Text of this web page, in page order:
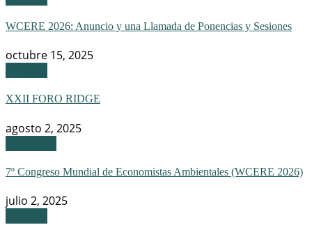
WCERE 2026: Anuncio y una Llamada de Ponencias y Sesiones
octubre 15, 2025
XXII FORO RIDGE
agosto 2, 2025
7º Congreso Mundial de Economistas Ambientales (WCERE 2026)
julio 2, 2025